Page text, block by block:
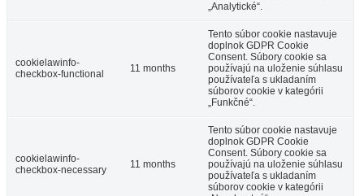
„Analytické“.
cookielawinfo-
checkbox-functional
11 months
Tento súbor cookie nastavuje
doplnok GDPR Cookie
Consent. Súbory cookie sa
používajú na uloženie súhlasu
používateľa s ukladaním
súborov cookie v kategórii
„Funkčné“.
cookielawinfo-
checkbox-necessary
11 months
Tento súbor cookie nastavuje
doplnok GDPR Cookie
Consent. Súbory cookie sa
používajú na uloženie súhlasu
používateľa s ukladaním
súborov cookie v kategórii